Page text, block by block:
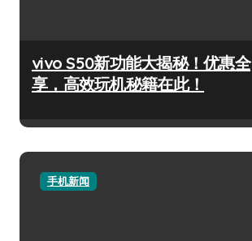
vivo S50新功能大揭秘！优惠全
享，高效玩机秘籍在此！
手机新闻